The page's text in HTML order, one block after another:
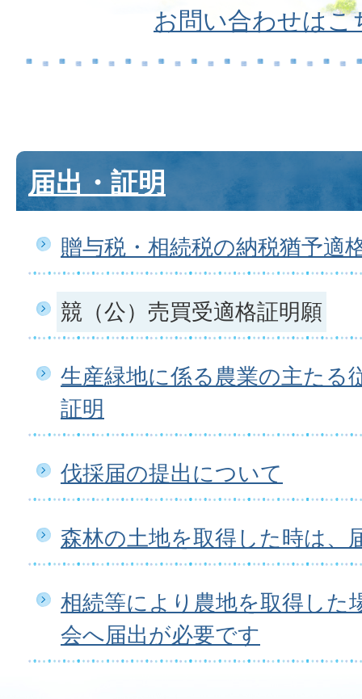
お問い合わせはこ
届出・証明
贈与税・相続税の納税猶予適
競（公）売買受適格証明願
生産緑地に係る農業の主たる
証明
伐採届の提出について
森林の土地を取得した時は、
相続等により農地を取得した
会へ届出が必要です